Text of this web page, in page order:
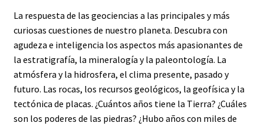
La respuesta de las geociencias a las principales y más
curiosas cuestiones de nuestro planeta. Descubra con
agudeza e inteligencia los aspectos más apasionantes de
la estratigrafía, la mineralogía y la paleontología. La
atmósfera y la hidrosfera, el clima presente, pasado y
futuro. Las rocas, los recursos geológicos, la geofísica y la
tectónica de placas. ¿Cuántos años tiene la Tierra? ¿Cuáles
son los poderes de las piedras? ¿Hubo años con miles de